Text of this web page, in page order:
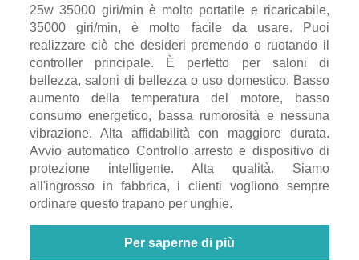
25w 35000 giri/min è molto portatile e ricaricabile,
35000 giri/min, è molto facile da usare. Puoi
realizzare ciò che desideri premendo o ruotando il
controller principale. È perfetto per saloni di
bellezza, saloni di bellezza o uso domestico. Basso
aumento della temperatura del motore, basso
consumo energetico, bassa rumorosità e nessuna
vibrazione. Alta affidabilità con maggiore durata.
Avvio automatico Controllo arresto e dispositivo di
protezione intelligente. Alta qualità. Siamo
all'ingrosso in fabbrica, i clienti vogliono sempre
ordinare questo trapano per unghie.
Per saperne di più